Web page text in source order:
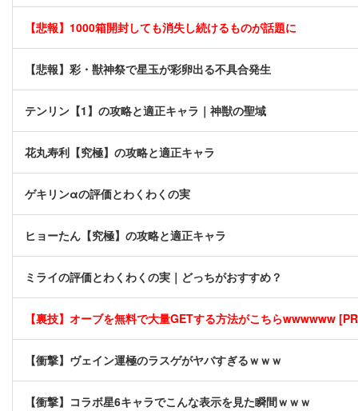
【悲報】1000箱開封しても消失し続けるものが話題に
【悲報】彩・獣神祭で星玉が彩卵出る不具合発生
テンリン【1】の攻略と適正キャラ｜神獣の聖域
花丸寿利【究極】の攻略と適正キャラ
ゲキリンαの評価とわくわくの実
ヒョーたん【究極】の攻略と適正キャラ
ミライの評価とわくわくの実｜どっちがおすすめ？
【裏技】オーブを無料で大量GETする方法がこちらwwwwww
【衝撃】ヴェイン運極のラスゲがヤバすぎるｗｗｗ
【衝撃】コラボ星6キャラでこんな表示を見た瞬間ｗｗｗ